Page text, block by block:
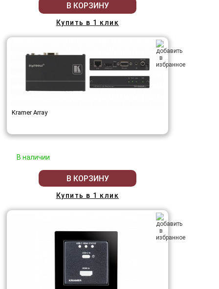
В КОРЗИНУ
Купить в 1 клик
Kramer Array
В наличии
В КОРЗИНУ
Купить в 1 клик